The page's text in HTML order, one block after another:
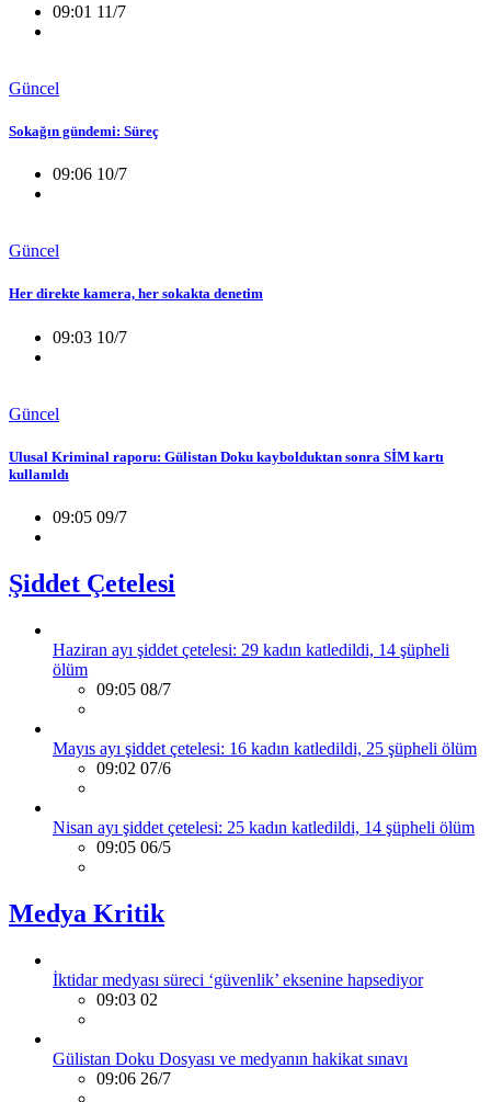
09:01 11/7
Güncel
Sokağın gündemi: Süreç
09:06 10/7
Güncel
Her direkte kamera, her sokakta denetim
09:03 10/7
Güncel
Ulusal Kriminal raporu: Gülistan Doku kaybolduktan sonra SİM kartı
kullanıldı
09:05 09/7
Şiddet Çetelesi
Haziran ayı şiddet çetelesi: 29 kadın katledildi, 14 şüpheli
ölüm
09:05 08/7
Mayıs ayı şiddet çetelesi: 16 kadın katledildi, 25 şüpheli ölüm
09:02 07/6
Nisan ayı şiddet çetelesi: 25 kadın katledildi, 14 şüpheli ölüm
09:05 06/5
Medya Kritik
İktidar medyası süreci ‘güvenlik’ eksenine hapsediyor
09:03 02
Gülistan Doku Dosyası ve medyanın hakikat sınavı
09:06 26/7